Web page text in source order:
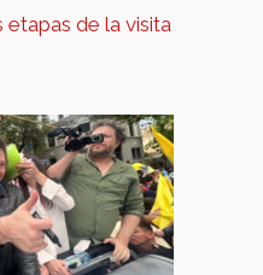
de la visita